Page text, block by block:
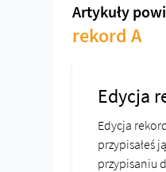
Artykuły
rekord A
Edycja
Edycja
przypisałeś
przypisaniu